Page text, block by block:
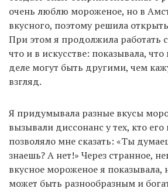
очень люблю мороженое, но в
вкусного, поэтому решила
При этом я продолжила работать
что и в искусстве: показывала,
деле могут быть другими, чем
взгляд.
Я придумывала разные вкусы
вызывали диссонанс у тех, кто его
позволяло мне сказать: «Ты
знаешь? А нет!» Через странное,
вкусное мороженое я показывала,
может быть разнообразным и